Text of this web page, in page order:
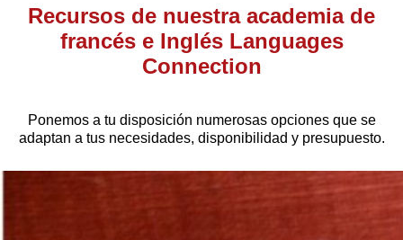
Recursos de nuestra academia de
francés e Inglés Languages
Connection
Ponemos a tu disposición numerosas opciones que se
adaptan a tus necesidades, disponibilidad y presupuesto.